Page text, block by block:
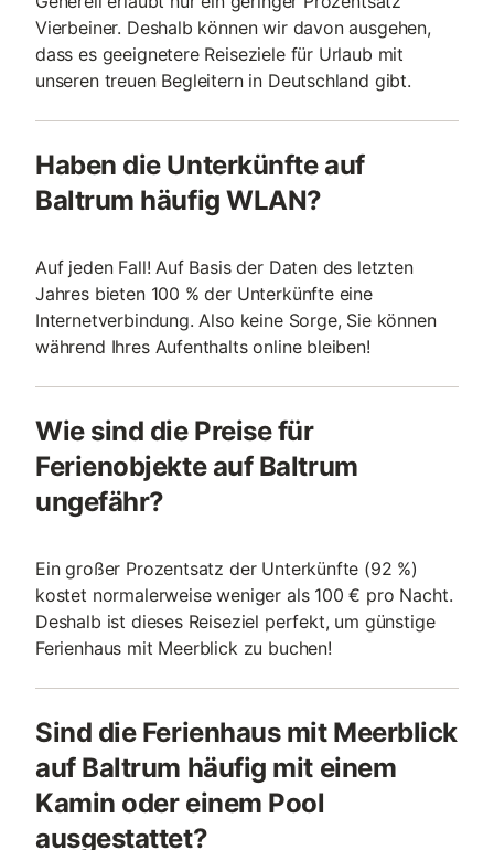
Vierbeiner. Deshalb können wir davon ausgehen,
dass es geeignetere Reiseziele für Urlaub mit
unseren treuen Begleitern in Deutschland gibt.
Haben die Unterkünfte auf
Baltrum häufig WLAN?
Auf jeden Fall! Auf Basis der Daten des letzten
Jahres bieten 100 % der Unterkünfte eine
Internetverbindung. Also keine Sorge, Sie können
während Ihres Aufenthalts online bleiben!
Wie sind die Preise für
Ferienobjekte auf Baltrum
ungefähr?
Ein großer Prozentsatz der Unterkünfte (92 %)
kostet normalerweise weniger als 100 € pro Nacht.
Deshalb ist dieses Reiseziel perfekt, um günstige
Ferienhaus mit Meerblick zu buchen!
Sind die Ferienhaus mit Meerblick
auf Baltrum häufig mit einem
Kamin oder einem Pool
ausgestattet?